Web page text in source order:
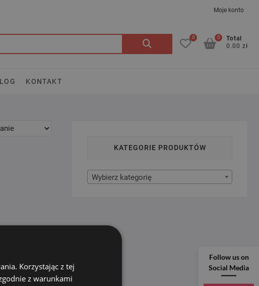
Moje konto
Szukaj: 0
Total
0.00 zł
0
KONTAKT
KATEGORIE PRODUKTÓW
Wybierz kategorię
Follow us on
Social Media
Korzystając z tej
z warunkami